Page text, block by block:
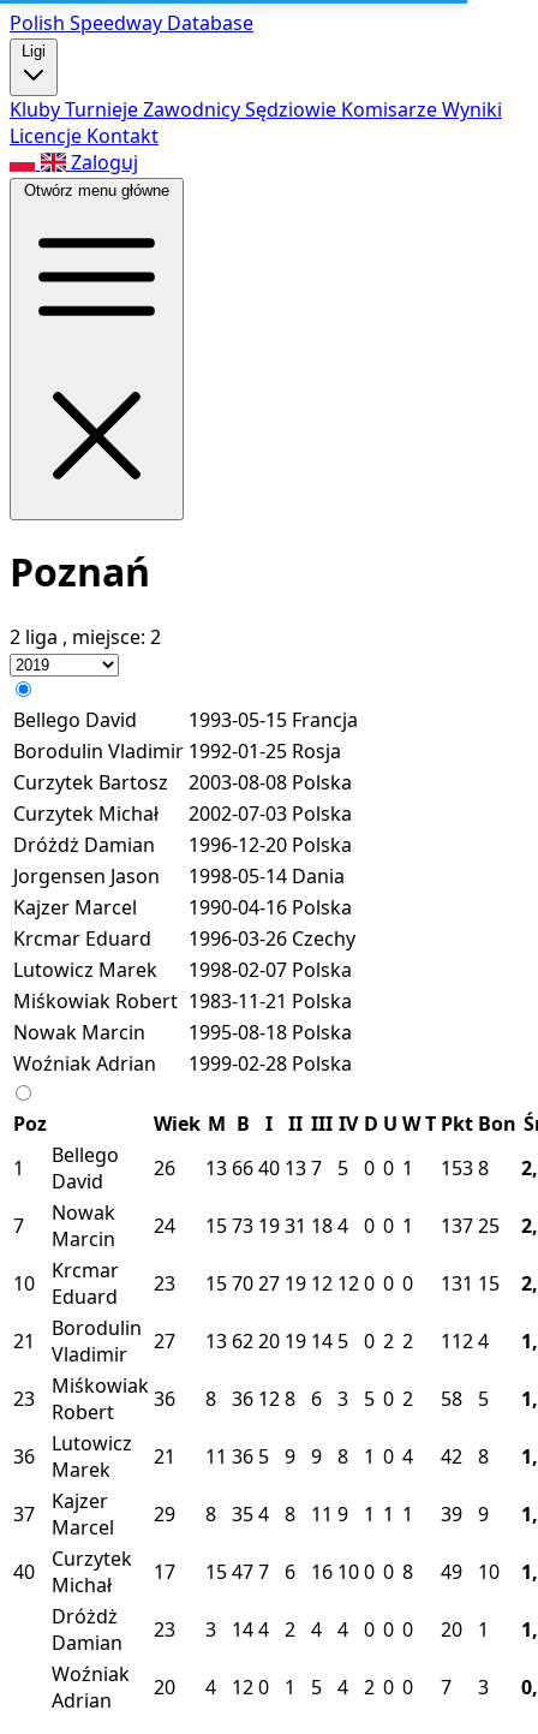
Polish Speedway Database
Ligi
KlubyTurniejeZawodnicySędziowie KomisarzeWyniki
Licencje Kontakt
Zaloguj
Otwórz menu główne
Poznań
2 liga , miejsce: 2
Bellego David 1993-05-15 Francja
Borodulin Vladimir 1992-01-25 Rosja
Curzytek Bartosz
2003-08-08 Polska
Curzytek Michał
2002-07-03 Polska
Dróżdż Damian
1996-12-20 Polska
Jorgensen Jason
1998-05-14 Dania
Kajzer Marcel
1990-04-16 Polska
Krcmar Eduard
1996-03-26 Czechy
Lutowicz Marek
1998-02-07 Polska
Miśkowiak Robert 1983-11-21 Polska
Nowak Marcin
1995-08-18 Polska
Woźniak Adrian
1999-02-28 Polska
Poz Wiek M B I II III IV D U WT Pkt Bon
1
Bellego
David
26 13 6640 137 5 0 0 1 1538
7
Nowak
Marcin
24 1573 1931 184 0 0 1 13725
10
Krcmar
Eduard
23 157027 19 12 120 0 0 131 15
21
Borodulin
Vladimir
27 13 6220 19 14 5 0 2 2 1124
23
Miśkowiak
Robert
36 8 36 128 6 3 5 0 2 58 5
36
Lutowicz
Marek
21 11 36 5 9 9 8 1 0 4 42 8
37
Kajzer
Marcel
29 8 354 8 11 9 1 1 1 39 9
40
Curzytek
Michał
17 15477 6 16 100 0 8 49 10
Dróżdż
Damian
23 3 144 2 4 4 0 0 0 20 1
Woźniak
Adrian
20 4 120 1 5 4 2 0 0 7 3